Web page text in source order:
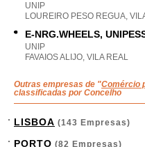
UNIP
LOUREIRO PESO REGUA,
E-NRG.WHEELS,
UNIP
FAVAIOS ALIJO, VILA REAL
Outras empresas de "Comércio
classificadas por Concelho
LISBOA (143 Empresas)
PORTO (82 Empresas)